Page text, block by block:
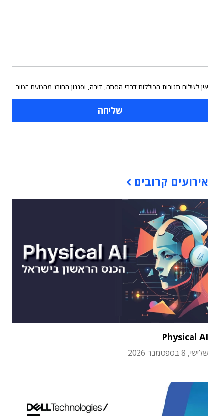
אין לשלוח תגובות הכוללות דברי הסתה, דיבה, וסגנון החורג מהטעם הטוב
אירועים קרובים
Physical AI
שלישי, 8 בספטמבר 2026